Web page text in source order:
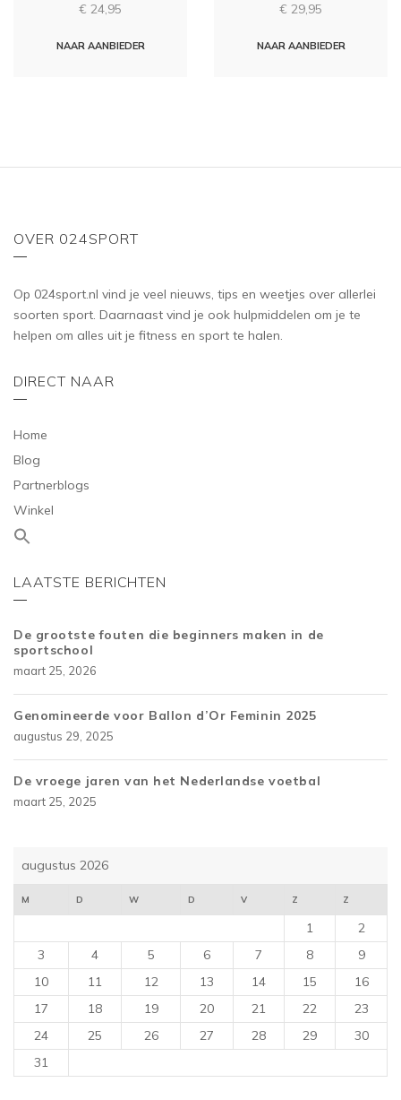
d
€ 24,95
NAAR AANBIEDER
d
€ 29,95
NAAR AANBIEDER
OVER 024SPORT
Op 024sport.nl vind je veel nieuws, tips en weetjes over allerlei
soorten sport. Daarnaast vind je ook hulpmiddelen om je te
helpen om alles uit je fitness en sport te halen.
DIRECT NAAR
Home
Blog
Partnerblogs
Winkel
LAATSTE BERICHTEN
De grootste fouten die beginners maken in de
sportschool
maart 25, 2026
Genomineerde voor Ballon d’Or Feminin 2025
augustus 29, 2025
De vroege jaren van het Nederlandse voetbal
maart 25, 2025
augustus 2026
M D W D V Z Z
1
2
3
4 5 6 7 8
9
10
11 12 13 14 15
16
17
18 19 20 21 22
23
24
25 26 27 28 29
30
31